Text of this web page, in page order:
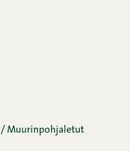
/ Muurinpohjaletut